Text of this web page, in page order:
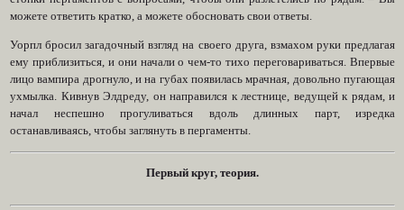
можете ответить кратко, а можете обосновать свои ответы.
Уорпл бросил загадочный взгляд на своего друга, взмахом руки предлагая
ему приблизиться, и они начали о чем-то тихо переговариваться. Впервые
лицо вампира дрогнуло, и на губах появилась мрачная, довольно пугающая
ухмылка. Кивнув Элдреду, он направился к лестнице, ведущей к рядам, и
начал неспешно прогуливаться вдоль длинных парт, изредка
останавливаясь, чтобы заглянуть в пергаменты.
Первый круг, теория.